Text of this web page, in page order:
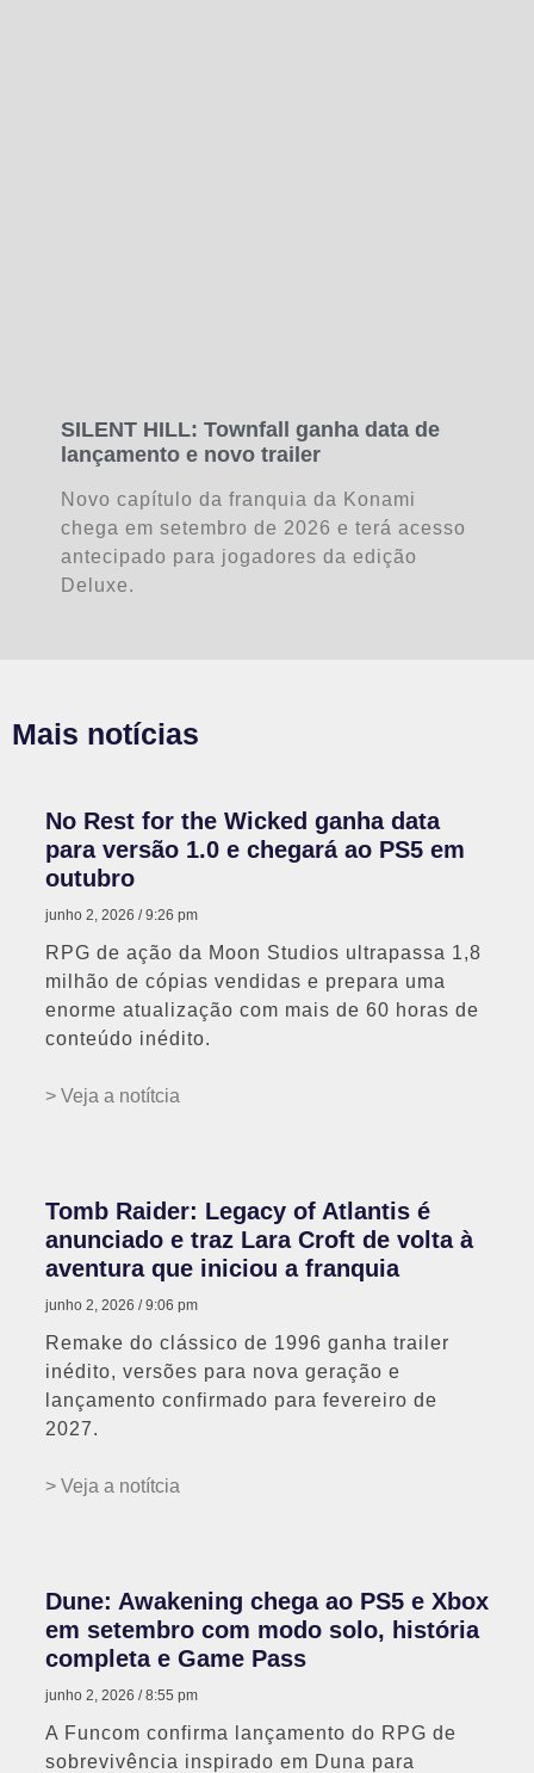
SILENT HILL: Townfall ganha data de
lançamento e novo trailer
Novo capítulo da franquia da Konami
chega em setembro de 2026 e terá acesso
antecipado para jogadores da edição
Deluxe.
Mais notícias
No Rest for the Wicked ganha data
para versão 1.0 e chegará ao PS5 em
outubro
junho 2, 2026 9:26 pm
RPG de ação da Moon Studios ultrapassa 1,8
milhão de cópias vendidas e prepara uma
enorme atualização com mais de 60 horas de
conteúdo inédito.
> Veja a notítcia
Tomb Raider: Legacy of Atlantis é
anunciado e traz Lara Croft de volta à
aventura que iniciou a franquia
junho 2, 2026 9:06 pm
Remake do clássico de 1996 ganha trailer
inédito, versões para nova geração e
lançamento confirmado para fevereiro de
2027.
> Veja a notítcia
Dune: Awakening chega ao PS5 e Xbox
em setembro com modo solo, história
completa e Game Pass
junho 2, 2026 8:55 pm
A Funcom confirma lançamento do RPG de
sobrevivência inspirado em Duna para